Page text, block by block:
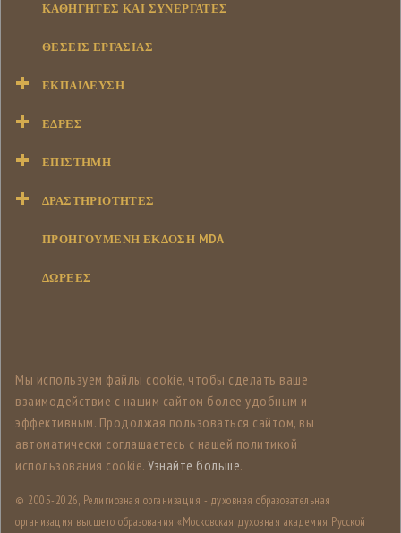
ΚΑΘΗΓΗΤΈΣ ΚΑΙ ΣΥΝΕΡΓΆΤΕΣ
ΘΈΣΕΙΣ ΕΡΓΑΣΊΑΣ
ΕΚΠΑΊΔΕΥΣΗ
ΕΔΡΕΣ
ΕΠΙΣΤΉΜΗ
ΔΡΑΣΤΗΡΙΌΤΗΤΕΣ
ΠΡΟΗΓΟΥΜΕΝΗ ΕΚΔΟΣΗ MDA
ΔΩΡΕΕΣ
Мы используем файлы cookie, чтобы сделать ваше
взаимодействие с нашим сайтом более удобным и
эффективным. Продолжая пользоваться сайтом, вы
автоматически соглашаетесь с нашей политикой
использования cookie. Узнайте больше.
© 2005-2026, Религиозная организация - духовная образовательная
организация высшего образования «Московская духовная академия Русской